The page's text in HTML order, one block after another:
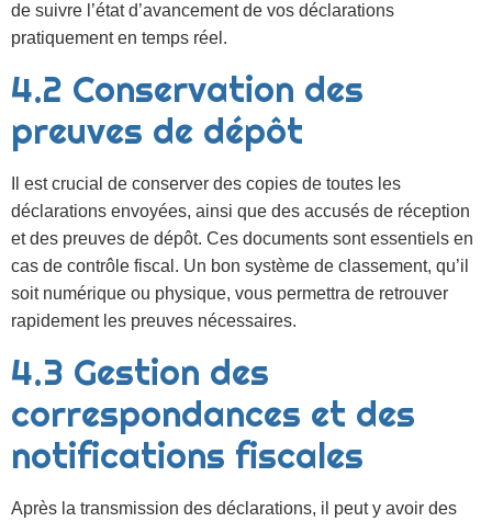
de suivre l’état d’avancement de vos déclarations
pratiquement en temps réel.
4.2 Conservation des
preuves de dépôt
Il est crucial de conserver des copies de toutes les
déclarations envoyées, ainsi que des accusés de réception
et des preuves de dépôt. Ces documents sont essentiels en
cas de contrôle fiscal. Un bon système de classement, qu’il
soit numérique ou physique, vous permettra de retrouver
rapidement les preuves nécessaires.
4.3 Gestion des
correspondances et des
notifications fiscales
Après la transmission des déclarations, il peut y avoir des